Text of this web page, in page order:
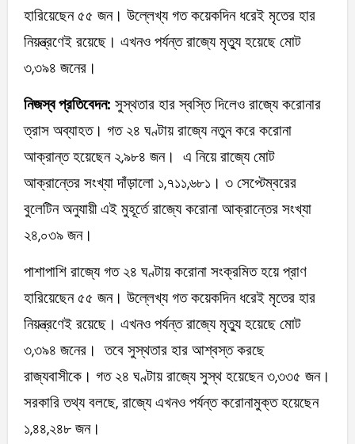
হারিয়েছেন ৫৫ জন। উল্লেখ্য গত কয়েকদিন ধরেই মৃতের হার
নিয়ন্ত্রণেই রয়েছে। এখনও পর্যন্ত রাজ্যে মৃত্যু হয়েছে মোট
৩,৩৯৪ জনের।
নিজস্ব প্রতিবেদন: সুস্থতার হার স্বস্তি দিলেও রাজ্যে করোনার
ত্রাস অব্যাহত। গত ২৪ ঘণ্টায় রাজ্যে নতুন করে করোনা
আক্রান্ত হয়েছেন ২,৯৮৪ জন। এ নিয়ে রাজ্যে মোট
আক্রান্তের সংখ্যা দাঁড়ালো ১,৭১১,৬৮১। ৩ সেপ্টেম্বরের
বুলেটিন অনুযায়ী এই মুহূর্তে রাজ্যে করোনা আক্রান্তের সংখ্যা
২৪,০৩৯ জন।
পাশাপাশি রাজ্যে গত ২৪ ঘণ্টায় করোনা সংক্রমিত হয়ে প্রাণ
হারিয়েছেন ৫৫ জন। উল্লেখ্য গত কয়েকদিন ধরেই মৃতের হার
নিয়ন্ত্রণেই রয়েছে। এখনও পর্যন্ত রাজ্যে মৃত্যু হয়েছে মোট
৩,৩৯৪ জনের। তবে সুস্থতার হার আশ্বস্ত করছে
রাজ্যবাসীকে। গত ২৪ ঘণ্টায় রাজ্যে সুস্থ হয়েছেন ৩,৩৩৫ জন।
সরকারি তথ্য বলছে, রাজ্যে এখনও পর্যন্ত করোনামুক্ত হয়েছেন
১,৪৪,২৪৮ জন।